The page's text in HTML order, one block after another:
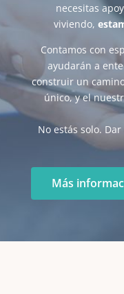
necesitas
viviendo,
Contamos con
ayudarán a
construir un
único, y el
No estás solo.
Más